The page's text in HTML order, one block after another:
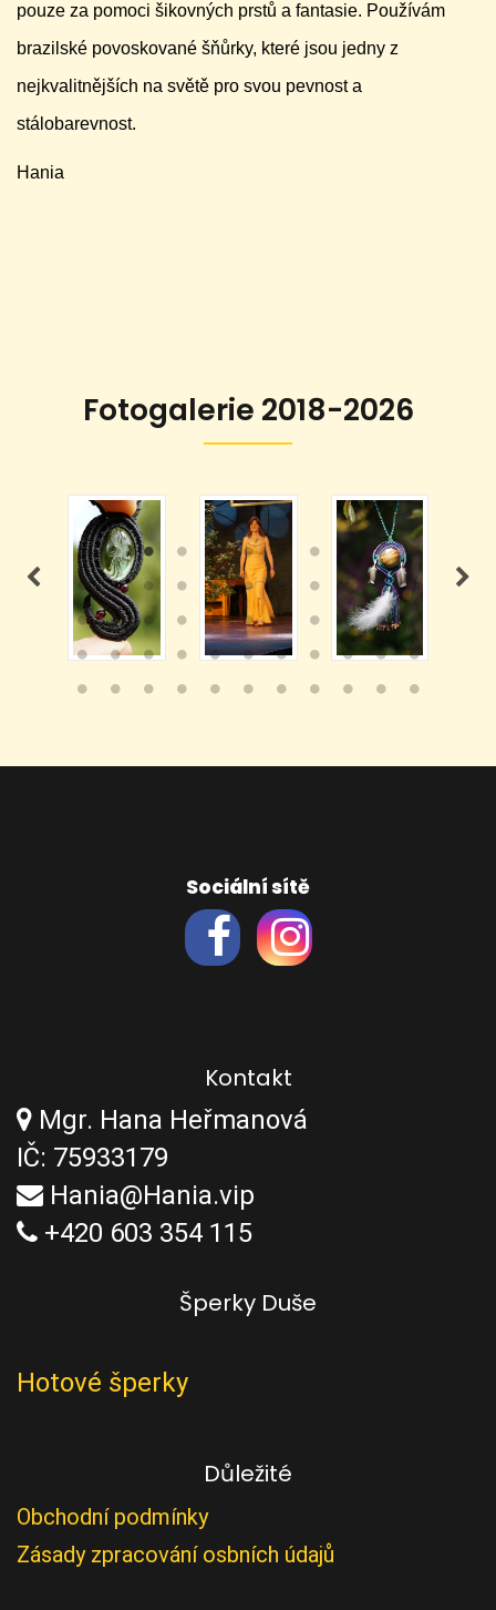
pouze za pomoci šikovných prstů a fantasie. Používám
brazilské povoskované šňůrky, které jsou jedny z
nejkvalitnějších na světě pro svou pevnost a
stálobarevnost.
Hania
Fotogalerie 2018-2026
Sociální sítě
Kontakt
Mgr. Hana Heřmanová
IČ: 75933179
Hania@Hania.vip
+420 603 354 115
Šperky Duše
Hotové šperky
Důležité
Obchodní podmínky
Zásady zpracování osbních údajů